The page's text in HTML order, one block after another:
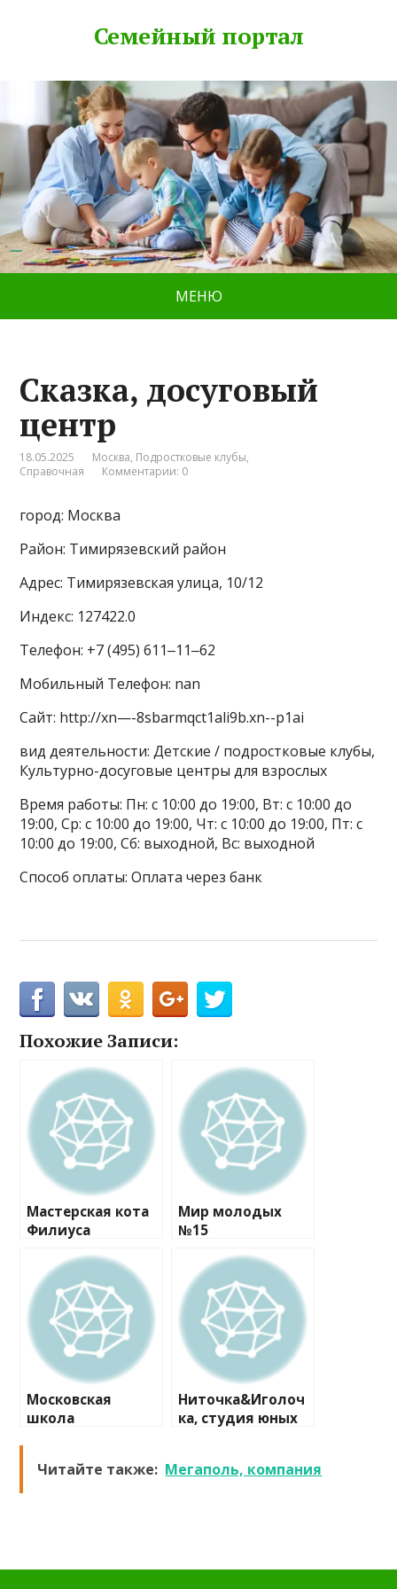
Семейный портал
МЕНЮ
Сказка, досуговый
центр
18.05.2025 Москва, Подростковые клубы,
Справочная
Комментарии: 0
город: Москва
Район: Тимирязевский район
Адрес: Тимирязевская улица, 10/12
Индекс: 127422.0
Телефон: +7 (495) 611‒11‒62
Мобильный Телефон: nan
Сайт: http://xn—-8sbarmqct1ali9b.xn--p1ai
вид деятельности: Детские / подростковые клубы,
Культурно-досуговые центры для взрослых
Время работы: Пн: с 10:00 до 19:00, Вт: с 10:00 до
19:00, Ср: с 10:00 до 19:00, Чт: с 10:00 до 19:00, Пт: с
10:00 до 19:00, Сб: выходной, Вс: выходной
Способ оплаты: Оплата через банк
Похожие Записи:
Мастерская кота
Филиуса
Мир молодых
№15
Московская
школа
Ниточка&Иголоч
ка, студия юных
Читайте также: Мегаполь, компания